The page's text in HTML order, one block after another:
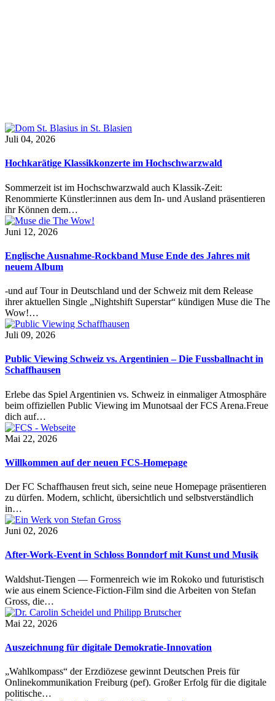
Juli 04, 2026
Hochkarätige Klassikkonzerte im Hochschwarzwald
Sommerzeit ist im Hochschwarzwald auch Klassik-Zeit:
Renommierte Künstler:innen aus dem In- und Ausland präsentieren
ihr Können dem…
Juni 12, 2026
Englische Ausnahme-Rockband Muse Ende des Jahres mit
neuem Album
-und auf Tour in Deutschland und der Schweiz mit dem Release
ihrer aktuellen Single „Nightshift Superstar“ kündigen Muse die The
Wow!…
Juli 09, 2026
Public Viewing Schweiz vs. Argentinien – Die Fussballnacht in
Schaffhausen
Erlebe das Spiel Argentinien vs. Schweiz in einmaliger Atmosphäre
beim offiziellen Public Viewing im Munotsaal der FCS Arena.Freue
dich auf…
Mai 22, 2026
Willkommen auf der neuen FCS-Homepage
Der FC Schaffhausen freut sich, seine neue Homepage präsentieren
zu dürfen. Modern, schlicht, übersichtlich und selbstverständlich
in…
Juni 02, 2026
After-Work-Event in Schloss Bonndorf mit Kunst und Musik
Waldshut-Tiengen — Formenreich wie im Rokoko und futuristisch
wie aus einem Science-Fiction-Film sind die Arbeiten von Stefan
Gross, die…
Mai 22, 2026
Auszeichnung für digitale Demokratie-Innovation
„Wahlkompass“ der Erzdiözese gewinnt Deutschen Preis für
Onlinekommunikation Freiburg (pef). Großer Erfolg für die digitale
politische…